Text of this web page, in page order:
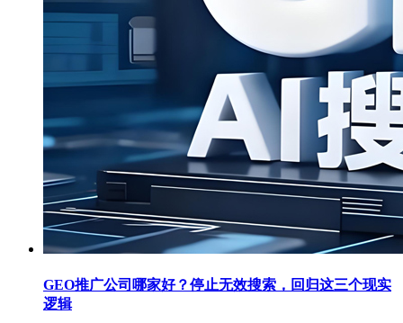
GEO推广公司哪家好？停止无效搜索，回归这三个现实
逻辑